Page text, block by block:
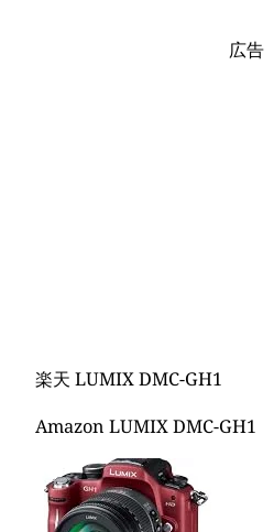
広告
楽天 LUMIX DMC-GH1
Amazon LUMIX DMC-GH1